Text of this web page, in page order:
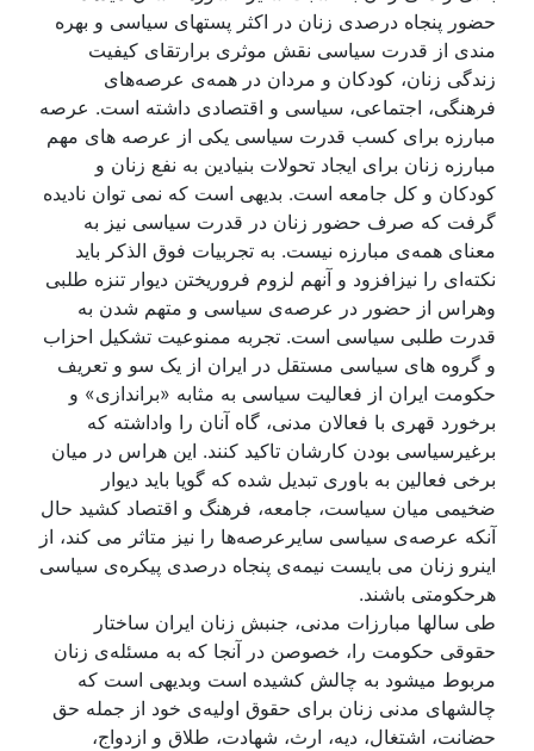
حضور پنجاه درصدی زنان در اکثر پستهای سياسی و بهرە
مندی از قدرت سياسی نقش موثری برارتقای کيفيت
زندگی زنان، کودکان و مردان در همەی عرصەهای
فرهنگی، اجتماعی، سياسی و اقتصادی داشتە است. عرصه
مبارزه برای کسب قدرت سياسی يکی از عرصه های مهم
مبارزه زنان برای ايجاد تحولات بنيادين به نفع زنان و
کودکان و کل جامعه است. بديهی است که نمی توان ناديده
گرفت که صرف حضور زنان در قدرت سياسی نيز به
معنای همەی مبارزه نيست. بە تجربيات فوق الذکر بايد
نکتەای را نيزافزود و آنهم لزوم فروريختن ديوار تنزه طلبی
وهراس از حضور در عرصەی سياسی و متهم شدن بە
قدرت طلبی سياسی است. تجربه ممنوعيت تشکيل احزاب
و گروه های سياسی مستقل در ايران از يک سو و تعريف
حکومت ايران از فعاليت سياسی به مثابه «براندازی» و
برخورد قهری با فعالان مدنی، گاه آنان را واداشته که
برغيرسياسی بودن کارشان تاکيد کنند. اين هراس در ميان
برخی فعالين بە باوری تبديل شده کە گويا بايد ديوار
ضخيمی ميان سياست، جامعە، فرهنگ و اقتصاد کشيد حال
آنکه عرصەی سياسی سايرعرصەها را نيز متاثر می کند، از
اينرو زنان می بايست نيمەی پنجاه درصدی پيکرەی سياسی
هرحکومتی باشند.
طی سالها مبارزات مدنی، جنبش زنان ايران ساختار
حقوقی حکومت را، خصوصن در آنجا که به مسئلەی زنان
مربوط ميشود به چالش کشيده است وبديهی است که
چالشهای مدنی زنان برای حقوق اولیەی خود از جمله حق
حضانت، اشتغال، ديه، ارث، شهادت، طلاق و ازدواج،